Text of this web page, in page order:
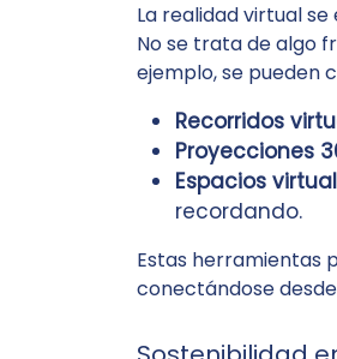
La realidad virtual
No se trata de algo
ejemplo, se pueden
Recorridos
Proyecciones
Espacios
recordando.
Estas herramientas
conectándose